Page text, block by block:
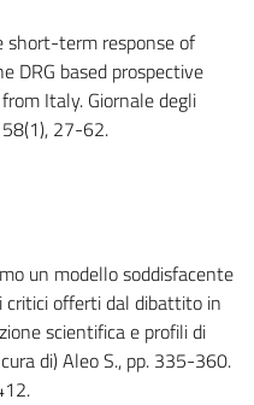
short-term response of
DRG based prospective
Italy. Giornale degli
27-62.
un modello soddisfacente
critici offerti dal dibattito in
scientifica e profili di
di) Aleo S., pp. 335-360.